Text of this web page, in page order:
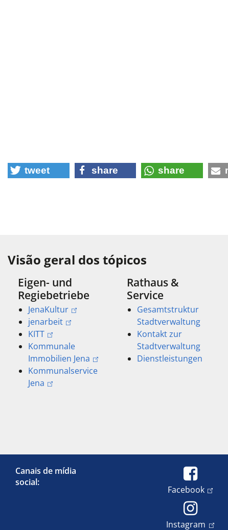
tweet share share
Visão geral dos tópicos
Eigen- und
Regiebetriebe
JenaKultur
jenarbeit
KITT
Kommunale
Immobilien Jena
Kommunalservice
Jena
Rathaus &
Service
Gesamtstruktur
Stadtverwaltung
Kontakt zur
Stadtverwaltung
Dienstleistungen
Canais de mídia
social:
Facebook
Instagram